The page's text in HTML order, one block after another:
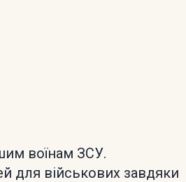
воїнам ЗСУ.
для військових завдяки